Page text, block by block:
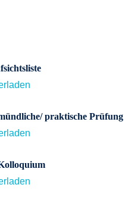
praktische Prüfung